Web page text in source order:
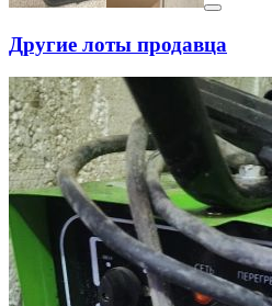
Другие лоты продавца